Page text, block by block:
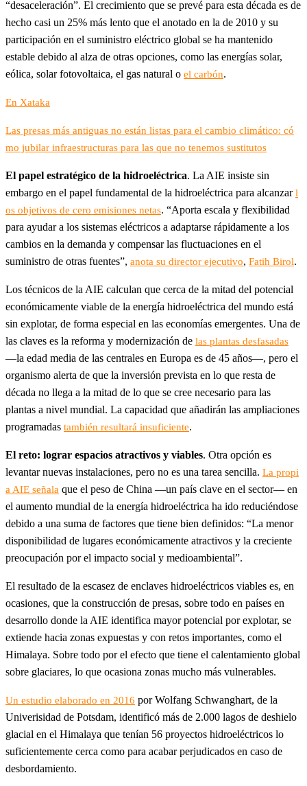
“desaceleración”. El crecimiento que se prevé para esta década es de
hecho casi un 25% más lento que el anotado en la de 2010 y su
participación en el suministro eléctrico global se ha mantenido
estable debido al alza de otras opciones, como las energías solar,
eólica, solar fotovoltaica, el gas natural o el carbón.
En Xataka
Las presas más antiguas no están listas para el cambio climático: có
mo jubilar infraestructuras para las que no tenemos sustitutos
El papel estratégico de la hidroeléctrica. La AIE insiste sin
embargo en el papel fundamental de la hidroeléctrica para alcanzarl
os objetivos de cero emisiones netas. “Aporta escala y flexibilidad
para ayudar a los sistemas eléctricos a adaptarse rápidamente a los
cambios en la demanda y compensar las fluctuaciones en el
suministro de otras fuentes”, anota su director ejecutivo, Fatih Birol.
Los técnicos de la AIE calculan que cerca de la mitad del potencial
económicamente viable de la energía hidroeléctrica del mundo está
sin explotar, de forma especial en las economías emergentes. Una de
las claves es la reforma y modernización de las plantas desfasadas
—la edad media de las centrales en Europa es de 45 años—, pero el
organismo alerta de que la inversión prevista en lo que resta de
década no llega a la mitad de lo que se cree necesario para las
plantas a nivel mundial. La capacidad que añadirán las ampliaciones
programadas también resultará insuficiente.
El reto: lograr espacios atractivos y viables. Otra opción es
levantar nuevas instalaciones, pero no es una tarea sencilla. La propi
a AIE señala que el peso de China —un país clave en el sector— en
el aumento mundial de la energía hidroeléctrica ha ido reduciéndose
debido a una suma de factores que tiene bien definidos: “La menor
disponibilidad de lugares económicamente atractivos y la creciente
preocupación por el impacto social y medioambiental”.
El resultado de la escasez de enclaves hidroeléctricos viables es, en
ocasiones, que la construcción de presas, sobre todo en países en
desarrollo donde la AIE identifica mayor potencial por explotar, se
extiende hacia zonas expuestas y con retos importantes, como el
Himalaya. Sobre todo por el efecto que tiene el calentamiento global
sobre glaciares, lo que ocasiona zonas mucho más vulnerables.
Un estudio elaborado en 2016 por Wolfang Schwanghart, de la
Univerisidad de Potsdam, identificó más de 2.000 lagos de deshielo
glacial en el Himalaya que tenían 56 proyectos hidroeléctricos lo
suficientemente cerca como para acabar perjudicados en caso de
desbordamiento.